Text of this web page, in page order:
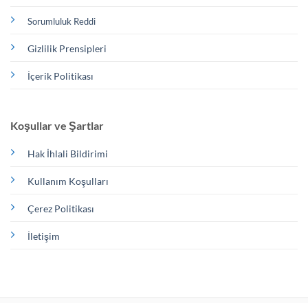
Sorumluluk Reddi
Gizlilik Prensipleri
İçerik Politikası
Koşullar ve Şartlar
Hak İhlali Bildirimi
Kullanım Koşulları
Çerez Politikası
İletişim